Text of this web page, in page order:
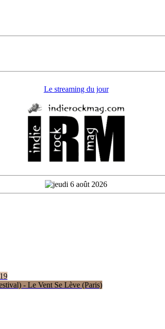
Le streaming du jour
- Le Vent Se Lève (Paris)